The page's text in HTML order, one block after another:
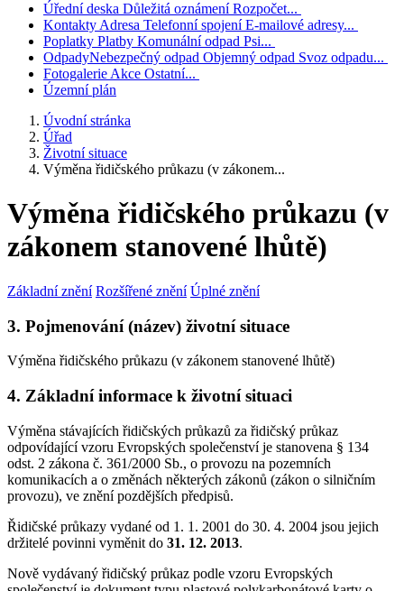
Úřední deska Důležitá oznámení Rozpočet...
Kontakty Adresa Telefonní spojení E-mailové adresy...
Poplatky Platby Komunální odpad Psi...
OdpadyNebezpečný odpad Objemný odpad Svoz odpadu...
Fotogalerie Akce Ostatní...
Územní plán
Úvodní stránka
Úřad
Životní situace
Výměna řidičského průkazu (v zákonem...
Výměna řidičského průkazu (v
zákonem stanovené lhůtě)
Základní znění Rozšířené znění Úplné znění
3. Pojmenování (název) životní situace
Výměna řidičského průkazu (v zákonem stanovené lhůtě)
4. Základní informace k životní situaci
Výměna stávajících řidičských průkazů za řidičský průkaz
odpovídající vzoru Evropských společenství je stanovena § 134
odst. 2 zákona č. 361/2000 Sb., o provozu na pozemních
komunikacích a o změnách některých zákonů (zákon o silničním
provozu), ve znění pozdějších předpisů.
Řidičské průkazy vydané od 1. 1. 2001 do 30. 4. 2004 jsou jejich
držitelé povinni vyměnit do 31. 12. 2013.
Nově vydávaný řidičský průkaz podle vzoru Evropských